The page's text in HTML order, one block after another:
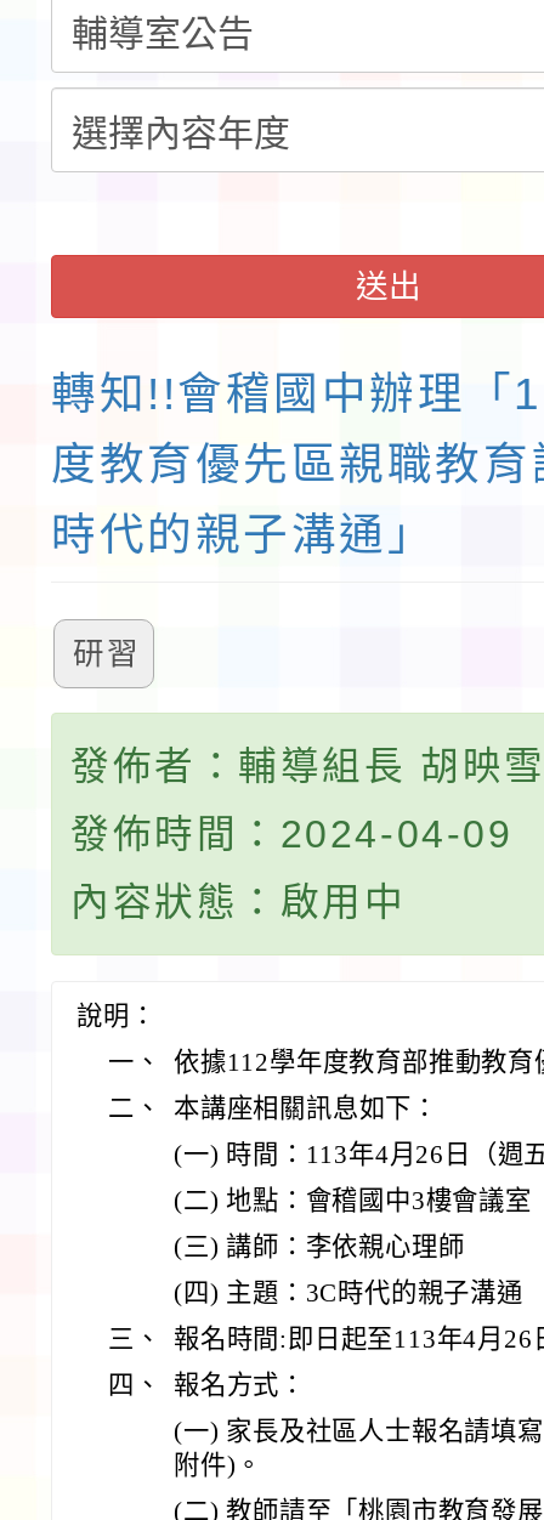
展演活動實施計畫」
請一案
送出
轉知!!會稽國中辦理「
度教育優先區親職教
時代的親子溝通」
研習
發佈者：輔導組長 胡映
發佈時間：2024-04-09
內容狀態：啟用中
說明：
一、
依據112學年度教育部推動教
二、
本講座相關訊息如下：
(一) 時間：113年4月26日（週
(二) 地點：會稽國中3樓會議室
(三) 講師：李依親心理師
(四) 主題：3C時代的親子溝通
三、
報名時間:即日起至113年4月26
四、
報名方式：
(一) 家長及社區人士報名請填
附件)。
(二) 教師請至「桃園市教育發